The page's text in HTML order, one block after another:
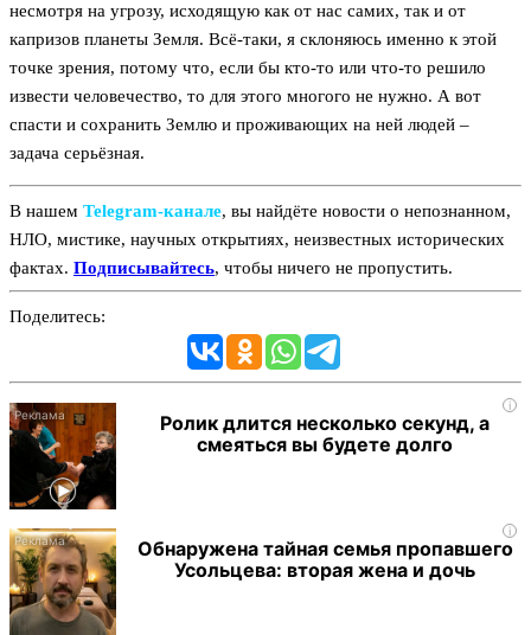
несмотря на угрозу, исходящую как от нас самих, так и от
капризов планеты Земля. Всё-таки, я склоняюсь именно к этой
точке зрения, потому что, если бы кто-то или что-то решило
извести человечество, то для этого многого не нужно. А вот
спасти и сохранить Землю и проживающих на ней людей –
задача серьёзная.
В нашем Telegram‑канале, вы найдёте новости о непознанном,
НЛО, мистике, научных открытиях, неизвестных исторических
фактах. Подписывайтесь, чтобы ничего не пропустить.
Поделитесь:
i
Ролик длится несколько секунд, а
смеяться вы будете долго
i
Обнаружена тайная семья пропавшего
Усольцева: вторая жена и дочь